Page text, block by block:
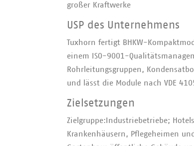
großer Kraftwerke
USP des Unternehmens
Tuxhorn fertigt BHKW-
einem ISO-9001-
Rohrleitungsgruppen,
und lässt die Module nach VDE
Zielsetzungen
Zielgruppe:Industriebetriebe;
Krankenhäusern, Pflegeheimen